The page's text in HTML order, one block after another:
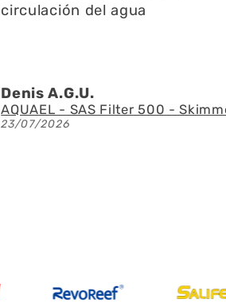
circulación del agua
Denis A.G.U.
23/07/2026